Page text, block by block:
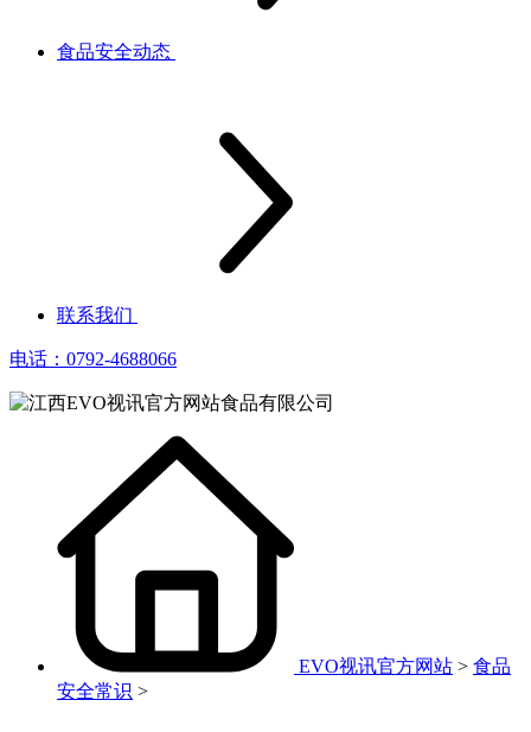
食品安全动态
联系我们
电话：0792-4688066
EVO视讯官方网站 > 食品
安全常识 >